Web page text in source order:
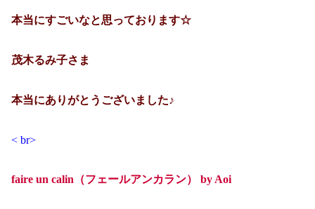
本当にすごいなと思っております☆
茂木るみ子さま
本当にありがとうございました♪
< br>
faire un calin（フェールアンカラン） by Aoi